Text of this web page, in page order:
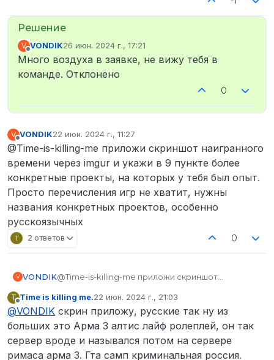
V
Не в сети
VONDIK26 июн. 2024 г., 17:21
отредактировано
Много воздуха в заявке, не вижу тебя в
команде. Отклонено
0
V
Не в сети
VONDIK22 июн. 2024 г., 11:27
отредактировано
@Time-is-killing-me приложи скриншот наигранного
времени через imgur и укажи в 9 пункте более
конкретные проекты, на которых у тебя был опыт.
Просто перечисления игр не хватит, нужны
названия конкретных проектов, особенно
русскоязычных
T 2 ответов 0
V VONDIK@Time-is-killing-me приложи скриншот
пункте более конкретные проекты, на которых у
тебя был опыт. Просто перечисления игр не
хватит, нужны названия конкретных проектов,
T
Не в сети
Time is killing me.22 июн. 2024 г., 21:03
отредактировано
@VONDIK скрин приложу, русские так ну из
больших это Арма 3 алтис лайф ролеплей, он так
сервер вроде и назывался потом на сервере
римаса арма 3. Гта самп криминальная россия.